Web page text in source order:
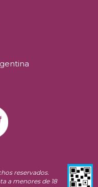
reservados.
a menores de 18